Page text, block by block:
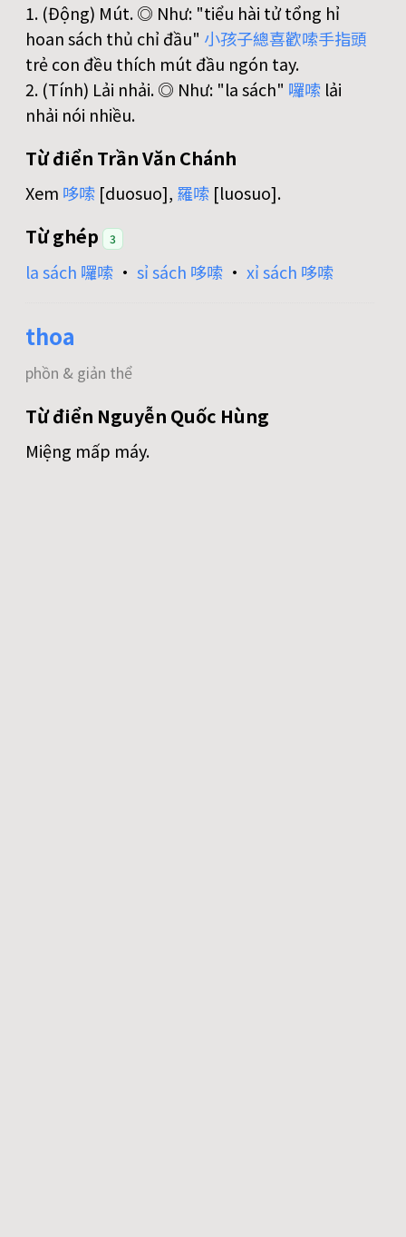
1. (Động) Mút. ◎ Như: "tiểu hài tử tổng hỉ
hoan sách thủ chỉ đầu" 小孩子總喜歡嗦手指頭
trẻ con đều thích mút đầu ngón tay.
2. (Tính) Lải nhải. ◎ Như: "la sách" 囉嗦 lải
nhải nói nhiều.
Từ điển Trần Văn Chánh
Xem 哆嗦 [duosuo], 羅嗦 [luosuo].
Từ ghép 3
la sách 囉嗦 • sỉ sách 哆嗦 • xỉ sách 哆嗦
thoa
phồn & giản thể
Từ điển Nguyễn Quốc Hùng
Miệng mấp máy.